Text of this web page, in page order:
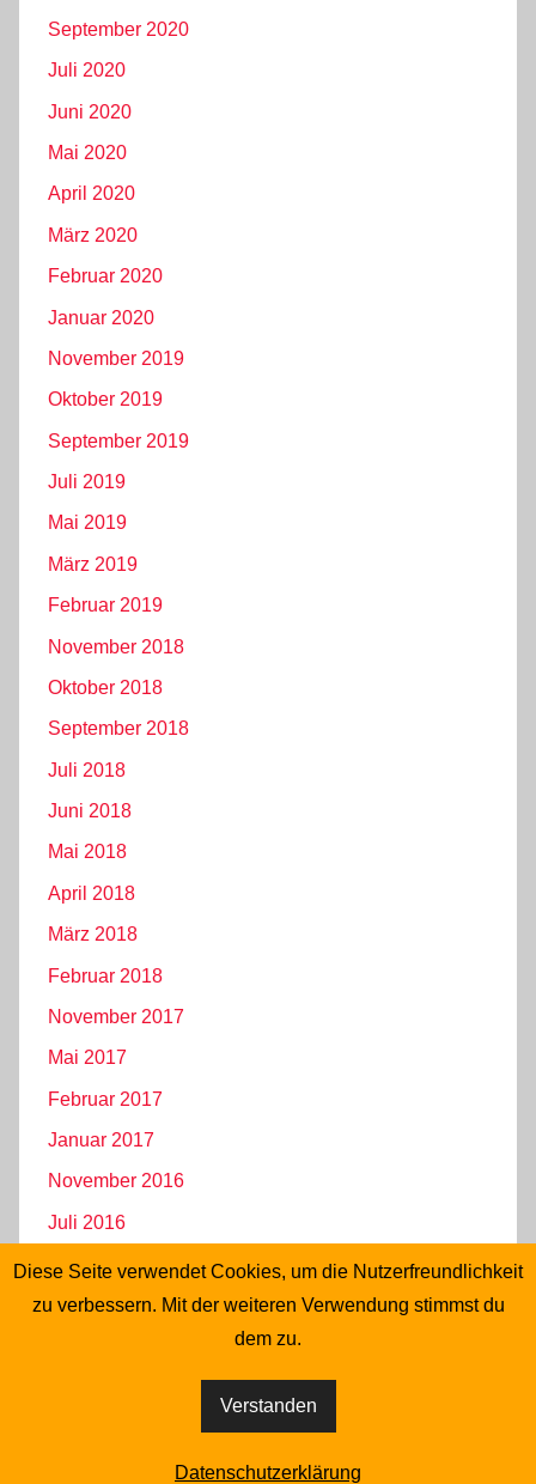
September 2020
Juli 2020
Juni 2020
Mai 2020
April 2020
März 2020
Februar 2020
Januar 2020
November 2019
Oktober 2019
September 2019
Juli 2019
Mai 2019
März 2019
Februar 2019
November 2018
Oktober 2018
September 2018
Juli 2018
Juni 2018
Mai 2018
April 2018
März 2018
Februar 2018
November 2017
Mai 2017
Februar 2017
Januar 2017
November 2016
Juli 2016
Juni 2016
Mai 2016
Diese Seite verwendet Cookies, um die Nutzerfreundlichkeit
zu verbessern. Mit der weiteren Verwendung stimmst du
dem zu.
Verstanden
Datenschutzerklärung